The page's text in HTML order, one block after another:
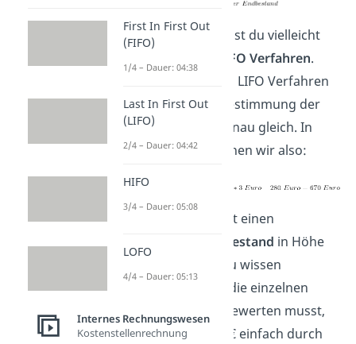
Diese Formel kennst du vielleicht
FIFO Verfahren.
Beim periodischen LIFO Verfahren
funktioniert die Bestimmung der
Materialkosten genau gleich. In
unserem Fall rechnen wir also:
und erhalten somit einen
bewerteten Restbestand in Höhe
. Wenn du wissen
möchtest, wie du die einzelnen
Abgänge jeweils bewerten musst,
kannst du die 670€ einfach durch
First In First Out
(FIFO)
1/4 – Dauer: 04:38
Last In First Out
(LIFO)
2/4 – Dauer: 04:42
HIFO
3/4 – Dauer: 05:08
LOFO
4/4 – Dauer: 05:13
Internes Rechnungswesen
Kostenstellenrechnung